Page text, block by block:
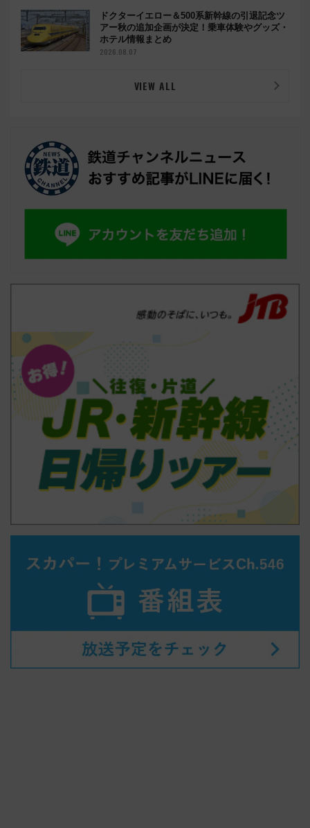
ドクターイエロー＆500系新幹線の引退記念ツ
アー秋の追加企画が決定！乗車体験やグッズ・
ホテル情報まとめ
2026.08.07
VIEW ALL